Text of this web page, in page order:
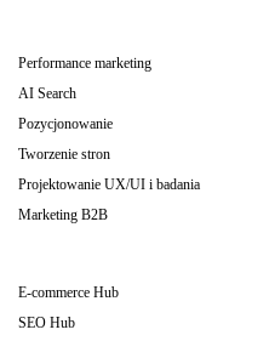
Performance marketing
AI Search
Pozycjonowanie
Tworzenie stron
Projektowanie UX/UI i badania
Marketing B2B
E-commerce Hub
SEO Hub